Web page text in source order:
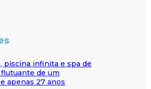
piscina infinita e spa de
de um
apenas 27 anos